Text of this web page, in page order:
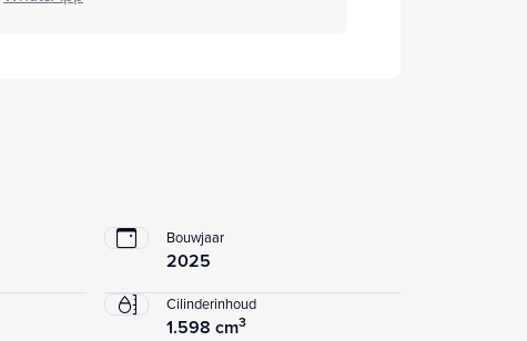
Bouwjaar
2025
Cilinderinhoud
1.598 cm3